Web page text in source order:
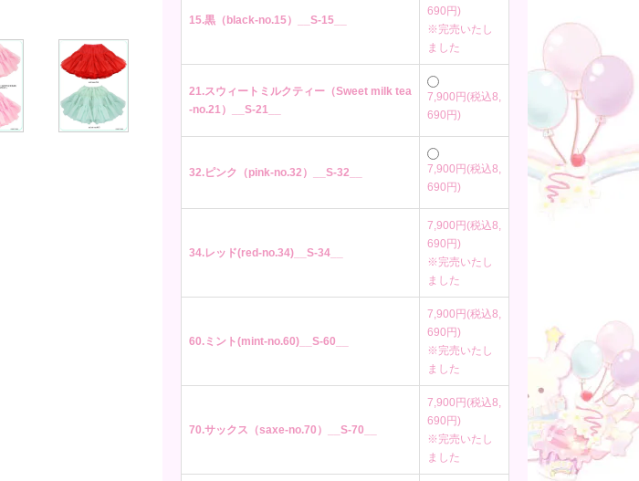
15.黒（black-no.15）__S-15__
690円)
※完売いたし
ました
21.スウィートミルクティー（Sweet milk tea
-no.21）__S-21__
7,900円(税込8,
690円)
32.ピンク（pink-no.32）__S-32__
7,900円(税込8,
690円)
34.レッド(red-no.34)__S-34__
7,900円(税込8,
690円)
※完売いたし
ました
60.ミント(mint-no.60)__S-60__
7,900円(税込8,
690円)
※完売いたし
ました
70.サックス（saxe-no.70）__S-70__
7,900円(税込8,
690円)
※完売いたし
ました